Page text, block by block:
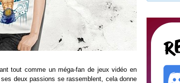
tout comme un méga-fan de jeux vidéo en
deux passions se rassemblent, cela donne